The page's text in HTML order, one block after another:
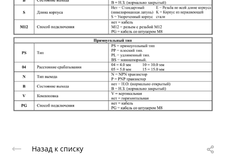
Назад к списку